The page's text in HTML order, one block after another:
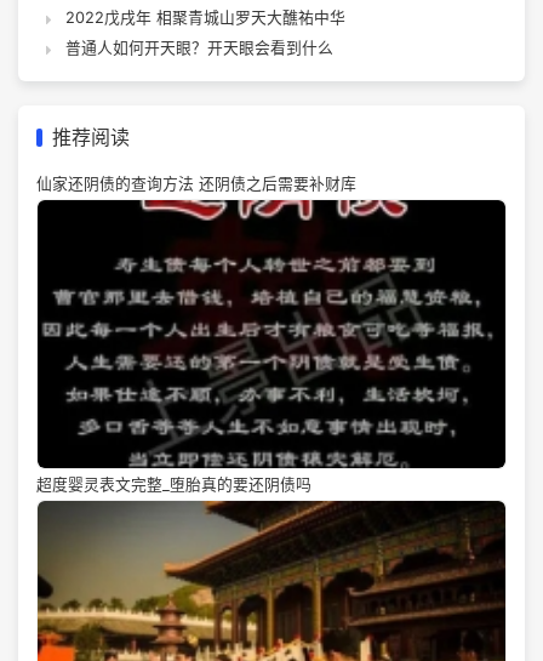
2022戊戌年 相聚青城山罗天大醮祐中华
普通人如何开天眼？开天眼会看到什么
推荐阅读
仙家还阴债的查询方法 还阴债之后需要补财库
超度婴灵表文完整_堕胎真的要还阴债吗